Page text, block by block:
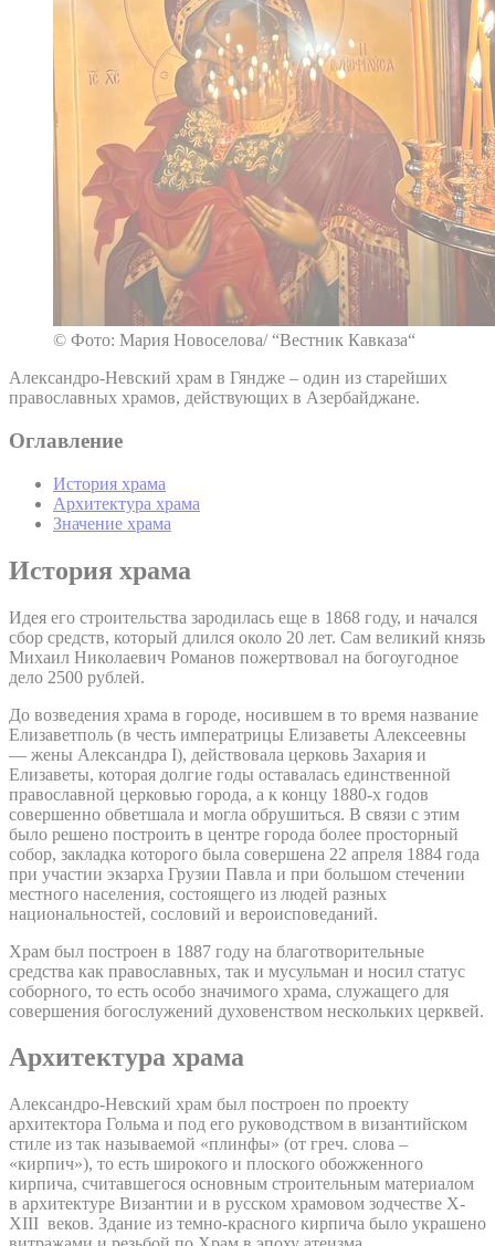
© Фото: Мария Новоселова/ “Вестник Кавказа“
Александро-Невский храм в Гяндже – один из старейших
православных храмов, действующих в Азербайджане.
Оглавление
История храма
Архитектура храма
Значение храма
История храма
Идея его строительства зародилась еще в 1868 году, и начался
сбор средств, который длился около 20 лет. Сам великий князь
Михаил Николаевич Романов пожертвовал на богоугодное
дело 2500 рублей.
До возведения храма в городе, носившем в то время название
Елизаветполь (в честь императрицы Елизаветы Алексеевны
— жены Александра I), действовала церковь Захария и
Елизаветы, которая долгие годы оставалась единственной
православной церковью города, а к концу 1880-х годов
совершенно обветшала и могла обрушиться. В связи с этим
было решено построить в центре города более просторный
собор, закладка которого была совершена 22 апреля 1884 года
при участии экзарха Грузии Павла и при большом стечении
местного населения, состоящего из людей разных
национальностей, сословий и вероисповеданий.
Храм был построен в 1887 году на благотворительные
средства как православных, так и мусульман и носил статус
соборного, то есть особо значимого храма, служащего для
совершения богослужений духовенством нескольких церквей.
Архитектура храма
Александро-Невский храм был построен по проекту
архитектора Гольма и под его руководством в византийском
стиле из так называемой «плинфы» (от греч. слова –
«кирпич»), то есть широкого и плоского обожженного
кирпича, считавшегося основным строительным материалом
в архитектуре Византии и в русском храмовом зодчестве X-
XIII веков. Здание из темно-красного кирпича было украшено